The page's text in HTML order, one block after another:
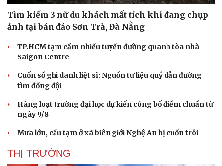
Tìm kiếm 3 nữ du khách mất tích khi đang chụp
ảnh tại bán đảo Sơn Trà, Đà Nẵng
TP.HCM tạm cấm nhiều tuyến đường quanh tòa nhà
Saigon Centre
Cuốn sổ ghi danh liệt sĩ: Nguồn tư liệu quý dẫn đường
tìm đồng đội
Hàng loạt trường đại học dự kiến công bố điểm chuẩn từ
ngày 9/8
Mưa lớn, cầu tạm ở xã biên giới Nghệ An bị cuốn trôi
THỊ TRƯỜNG